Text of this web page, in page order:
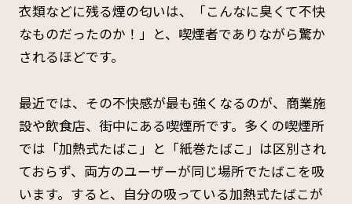
衣類などに残る煙の匂いは、「こんなに臭くて不快
なものだったのか！」と、喫煙者でありながら驚か
されるほどです。
最近では、その不快感が最も強くなるのが、商業施
設や飲食店、街中にある喫煙所です。多くの喫煙所
では「加熱式たばこ」と「紙巻たばこ」は区別され
ておらず、両方のユーザーが同じ場所でたばこを吸
います。すると、自分の吸っている加熱式たばこが